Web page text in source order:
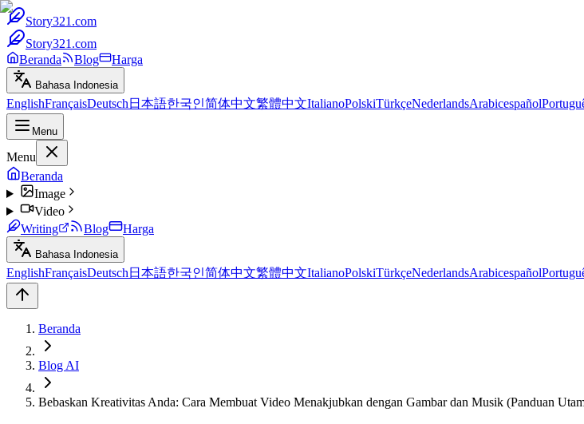
Story321.com
Story321.com
Beranda
Blog Harga
Bahasa Indonesia
EnglishFrançaisDeutsch 日本語한국인简体中文繁體中文ItalianoPolskiTürkçeNederlandsArabicespañol
Menu
Menu
Beranda
Image
Video
Writing
Blog Harga
Bahasa Indonesia
EnglishFrançaisDeutsch 日本語한국인简体中文繁體中文ItalianoPolskiTürkçeNederlandsArabicespañol
Beranda
Blog AI
Bebaskan Kreativitas Anda: Cara Membuat Video Menakjubkan dengan Gambar dan Musik (Panduan